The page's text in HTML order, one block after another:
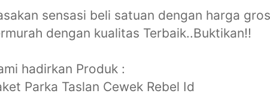
sensasi beli satuan dengan harga
dengan kualitas Terbaik..Buktikan!!
hadirkan Produk :
Parka Taslan Cewek Rebel Id